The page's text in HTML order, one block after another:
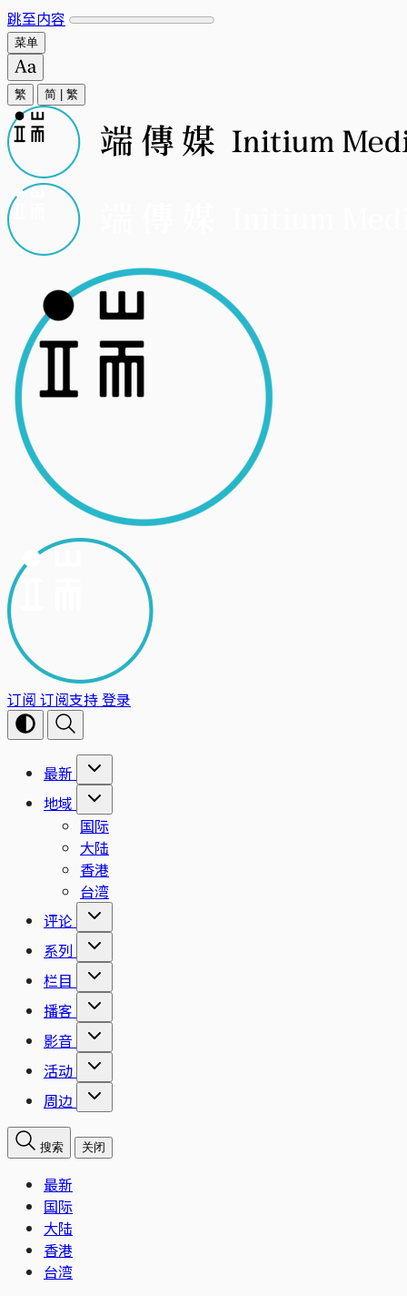
跳至内容
菜单
繁 简 繁
订阅 订阅支持登录
最新
地域
国际
大陆
香港
台湾
评论
系列
栏目
播客
影音
活动
周边
搜索 关闭
最新
国际
大陆
香港
台湾